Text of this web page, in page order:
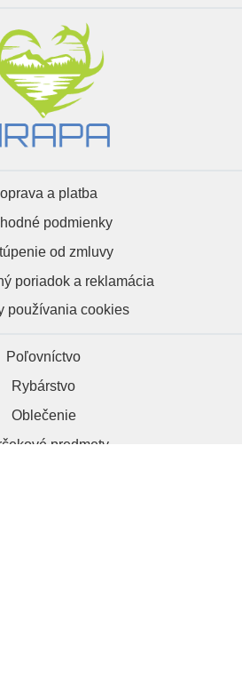
a platba
podmienky
od zmluvy
poriadok a reklamácia
používania cookies
Poľovníctvo
Rybárstvo
Oblečenie
predmety